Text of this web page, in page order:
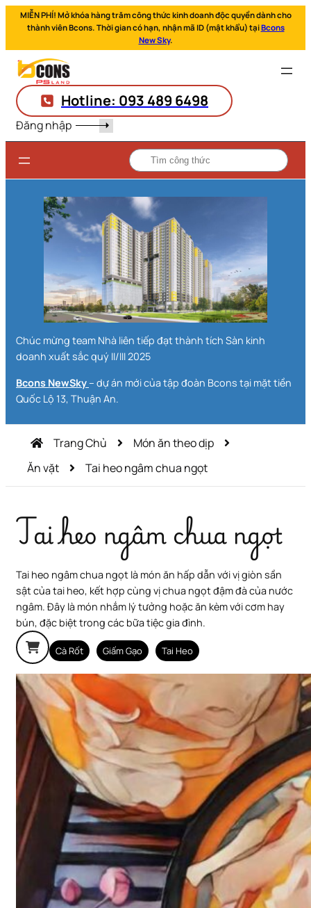
MIỄN PHÍ! Mở khóa hàng trăm công thức kinh doanh độc quyền dành cho
thành viên Bcons. Thời gian có hạn, nhận mã ID (mật khẩu) tạiBcons
New Sky.
Hotline: 093 489 6498
Đăng nhập
Chúc mừng team Nhà liên tiếp đạt thành tích Sàn kinh
doanh xuất sắc quý II/III 2025
Bcons NewSky– dự án mới của tập đoàn Bcons tại mặt tiền
Quốc Lộ 13, Thuận An.
Trang Chủ
Món ăn theo dịp
Ăn vặt
Tai heo ngâm chua ngọt
Tai heo ngâm chua ngọt
Tai heo ngâm chua ngọt là món ăn hấp dẫn với vị giòn sần
sật của tai heo, kết hợp cùng vị chua ngọt đậm đà của nước
ngâm. Đây là món nhắm lý tưởng hoặc ăn kèm với cơm hay
bún, đặc biệt trong các bữa tiệc gia đình.
Cà Rốt Giấm Gạo Tai Heo